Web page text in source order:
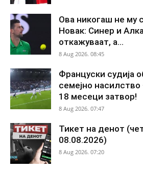
Ова никогаш не му
Новак: Синер и
откажуваат, а...
8 Aug 2026. 08:45
Француски судија
семејно насилство
18 месеци затвор!
8 Aug 2026. 07:47
Тикет на денот
08.08.2026)
8 Aug 2026. 07:20